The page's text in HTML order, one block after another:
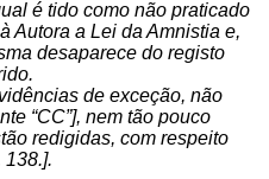
é tido como não praticado
Autora a Lei da Amnistia e,
desaparece do registo
de exceção, não
“CC”], nem tão pouco
redigidas, com respeito
138.].